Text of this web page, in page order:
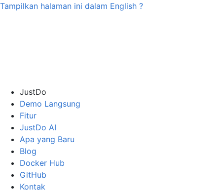
Tampilkan halaman ini dalam English ?
JustDo
Demo Langsung
Fitur
JustDo AI
Apa yang Baru
Blog
Docker Hub
GitHub
Kontak